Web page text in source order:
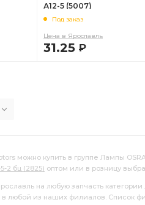
А12-5 (5007)
Под заказ
Цена в Ярославль
31.25 Р
можно купить в группе Лампы
2 бц (2825) оптом или в розницу
на любую запчасть
любой из наших филиалов. Список